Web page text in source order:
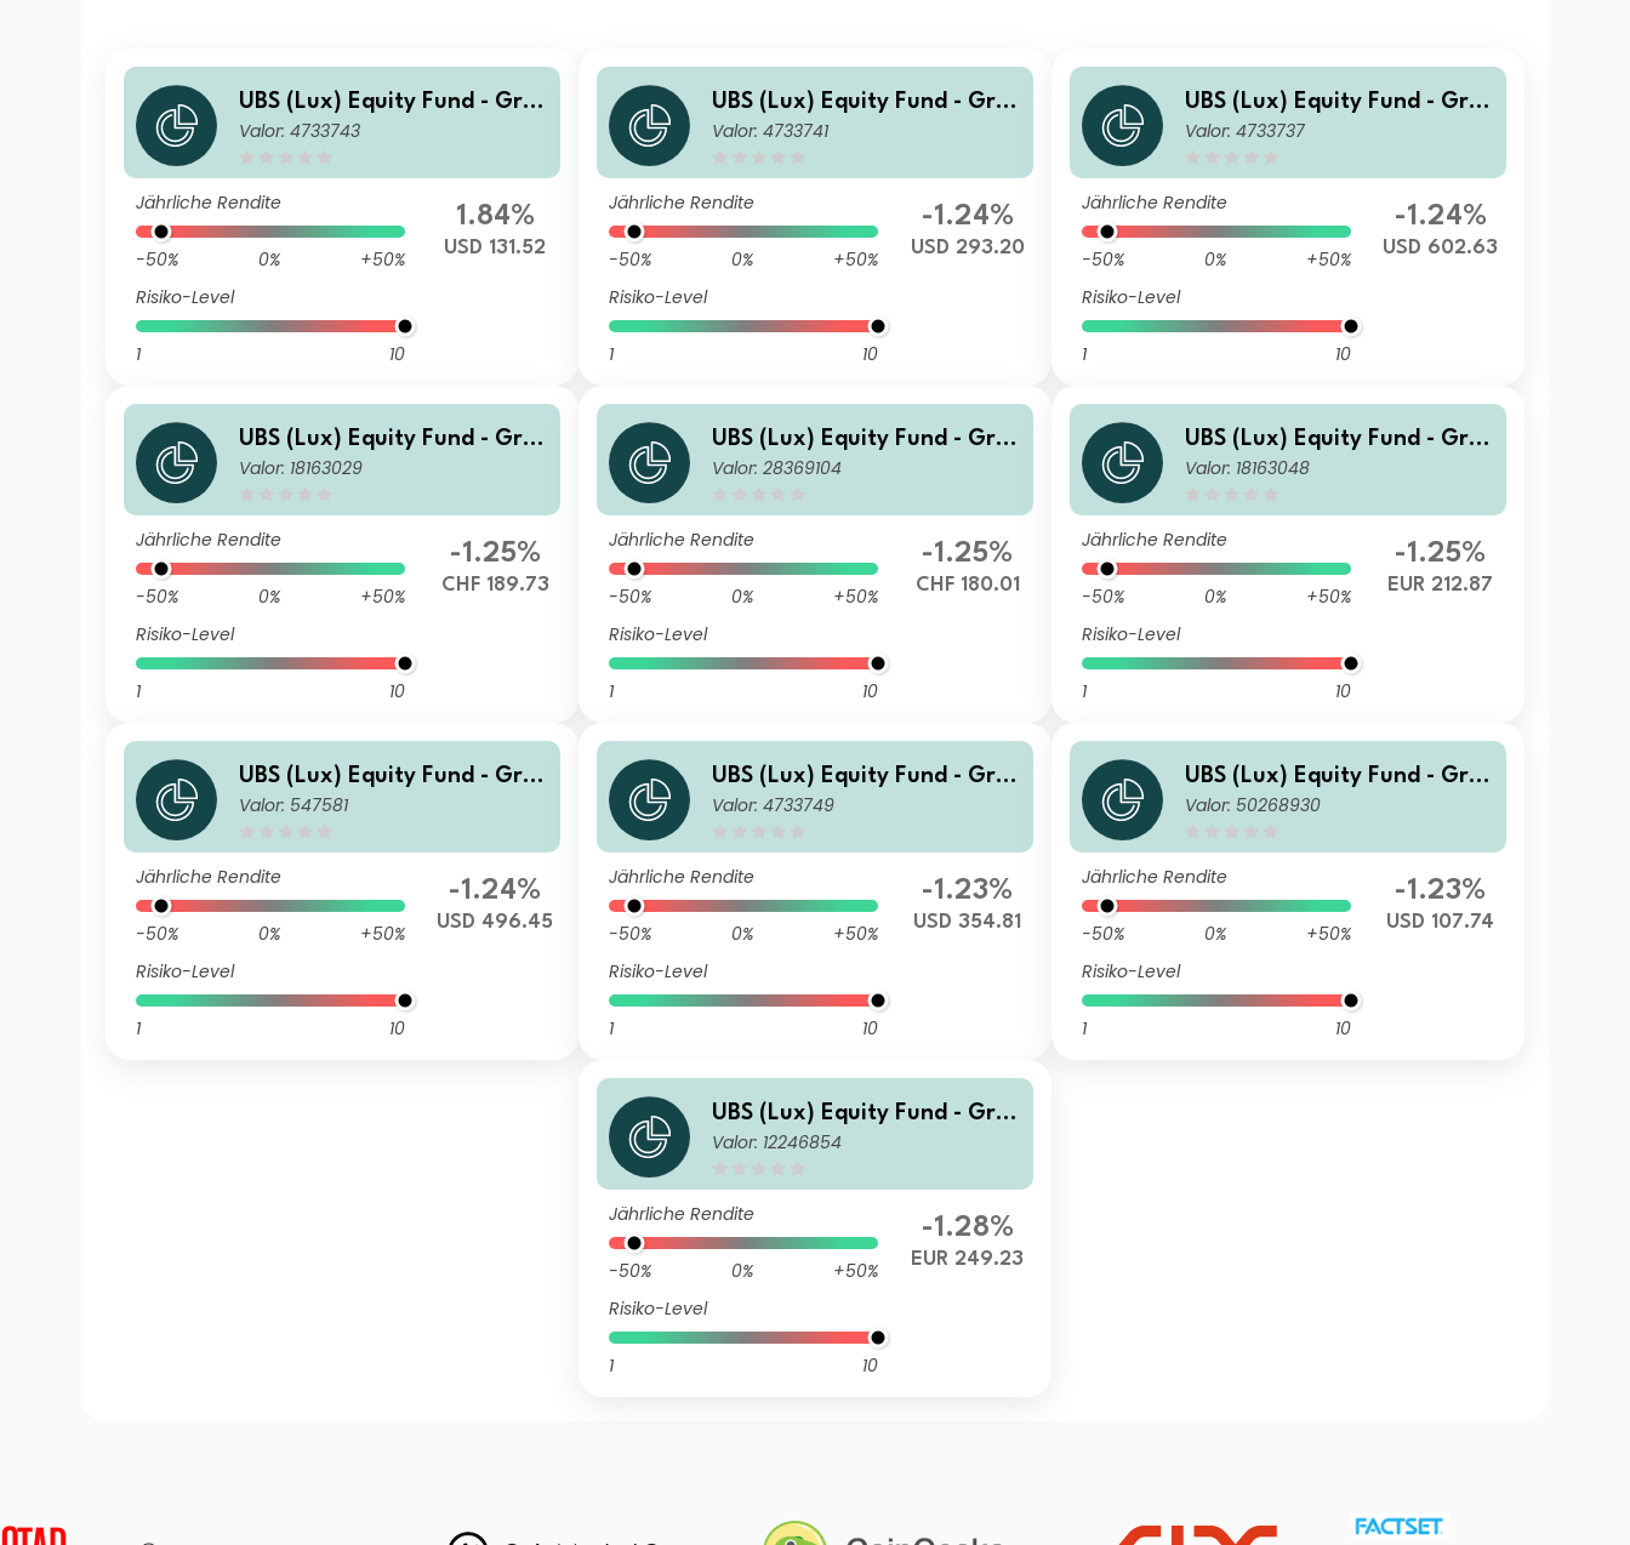
UBS (Lux) Equity Fund - Gre
ater China (USD) I-A2-acc
Valor: 4733743
Jährliche Rendite
-50% 0%
+50%
Risiko-Level
1 10
1.84%
USD 131.52
UBS (Lux) Equity Fund - Gre
ater China (USD) I-A1-acc
Valor: 4733741
Jährliche Rendite
-50% 0%
+50%
Risiko-Level
1 10
-1.24%
USD 293.20
UBS (Lux) Equity Fund - Gre
ater China (USD) F-acc
Valor: 4733737
Jährliche Rendite
-50% 0%
+50%
Risiko-Level
1 10
-1.24%
USD 602.63
UBS (Lux) Equity Fund - Gre
ater China (USD) (CHF hedg
Valor: 18163029
Jährliche Rendite
-50% 0%
+50%
Risiko-Level
1 10
-1.25%
CHF 189.73
UBS (Lux) Equity Fund - Gre
ater China (USD) (CHF hedg
Valor: 28369104
Jährliche Rendite
-50% 0%
+50%
Risiko-Level
1 10
-1.25%
CHF 180.01
UBS (Lux) Equity Fund - Gre
ater China (USD) (EUR hedg
Valor: 18163048
Jährliche Rendite
-50% 0%
+50%
Risiko-Level
1 10
-1.25%
EUR 212.87
UBS (Lux) Equity Fund - Gre
ater China (USD) P-acc
Valor: 547581
Jährliche Rendite
-50% 0%
+50%
Risiko-Level
1 10
-1.24%
USD 496.45
UBS (Lux) Equity Fund - Gre
ater China (USD) I-X-acc
Valor: 4733749
Jährliche Rendite
-50% 0%
+50%
Risiko-Level
1 10
-1.23%
USD 354.81
UBS (Lux) Equity Fund - Gre
ater China (USD) I-A3-acc
Valor: 50268930
Jährliche Rendite
-50% 0%
+50%
Risiko-Level
1 10
-1.23%
USD 107.74
UBS (Lux) Equity Fund - Gre
ater China (USD) (EUR) N-ac
Valor: 12246854
Jährliche Rendite
-50% 0%
+50%
Risiko-Level
1 10
-1.28%
EUR 249.23